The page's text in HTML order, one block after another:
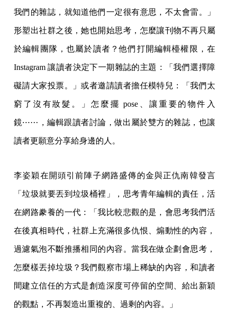
我們的雜誌，就知道他們一定很有意思，不太會雷。」
形塑出社群之後，她也開始思考，怎麼讓刊物不再只屬
於編輯團隊，也屬於讀者？他們打開編輯檯權限，在
Instagram 讓讀者決定下一期雜誌的主題：「我們選擇障
礙請大家投票。」或者邀請讀者擔任模特兒：「我們太
窮了沒有妝髮。」怎麼擺 pose、讓重要的物件入
鏡⋯⋯，編輯跟讀者討論，做出屬於雙方的雜誌，也讓
讀者更願意分享給身邊的人。
李姿穎在開頭引前陣子網路盛傳的金與正仇南韓發言
「垃圾就要丟到垃圾桶裡」，思考青年編輯的責任，活
在網路豢養的一代：「我比較悲觀的是，會思考我們活
在後真相時代，社群上充滿很多仇恨、煽動性的內容，
過濾氣泡不斷推播相同的內容。當我在做企劃會思考，
怎麼樣丟掉垃圾？我們觀察市場上稀缺的內容，和讀者
間建立信任的方式是創造深度可停留的空間、給出新穎
的觀點，不再製造出重複的、過剩的內容。」